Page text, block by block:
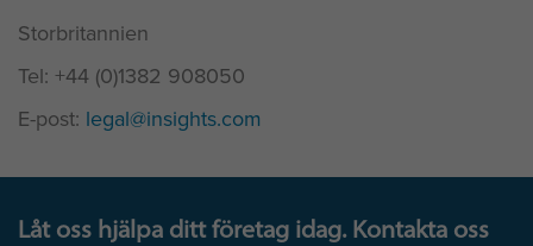
Storbritannien
Tel: +44 (0)1382 908050
E-post: legal@insights.com
Låt oss hjälpa ditt företag idag. Kontakta oss